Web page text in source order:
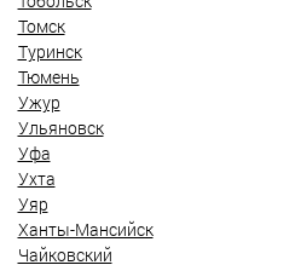
Томск
Туринск
Тюмень
Ужур
Ульяновск
Уфа
Ухта
Уяр
Ханты-Мансийск
Чайковский